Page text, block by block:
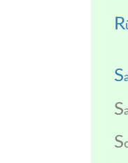
R
S
S
S